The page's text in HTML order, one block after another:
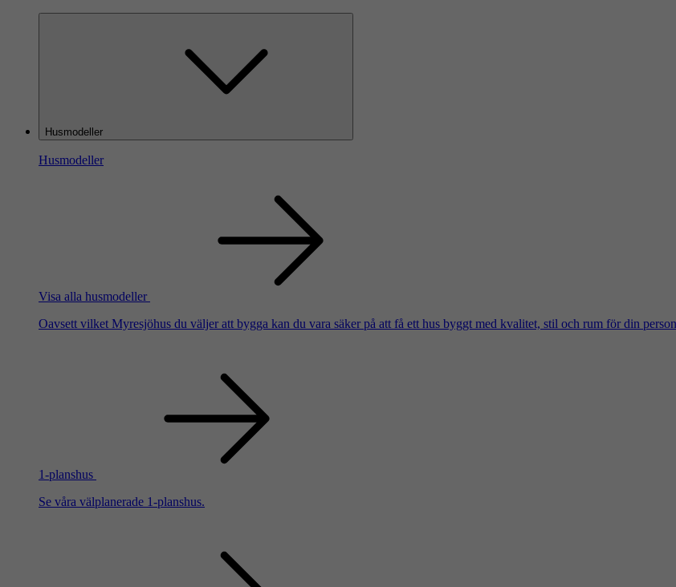
Husmodeller
Husmodeller
Visa alla husmodeller
Oavsett vilket Myresjöhus du väljer att bygga kan du vara säker på att få ett hus byggt med kvalitet, stil och rum för din
1-planshus
Se våra välplanerade 1-planshus.